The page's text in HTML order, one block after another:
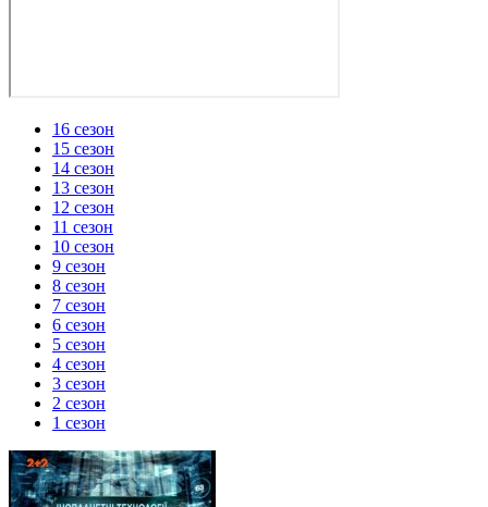
16 сезон
15 сезон
14 сезон
13 сезон
12 сезон
11 сезон
10 сезон
9 сезон
8 сезон
7 сезон
6 сезон
5 сезон
4 сезон
3 сезон
2 сезон
1 сезон